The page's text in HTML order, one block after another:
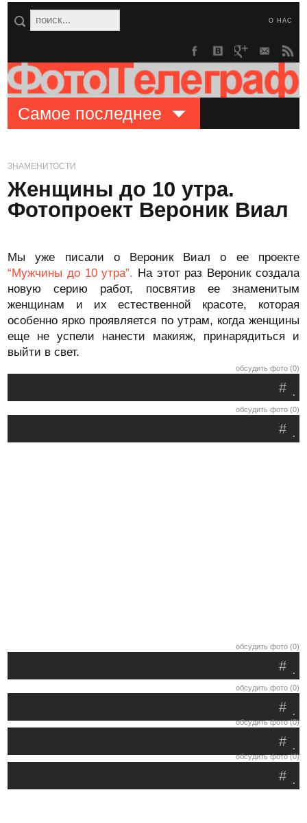
О НАС
Самое последнее
ЗНАМЕНИТОСТИ
Женщины до 10 утра.
Фотопроект Вероник Виал
Мы уже писали о Вероник Виал о ее проекте
“Мужчины до 10 утра”. На этот раз Вероник создала
новую серию работ, посвятив ее знаменитым
женщинам и их естественной красоте, которая
особенно ярко проявляется по утрам, когда женщины
еще не успели нанести макияж, принарядиться и
выйти в свет.
обсудить фото (0)
.
#
обсудить фото (0)
.
#
обсудить фото (0)
.
#
обсудить фото (0)
.
#
обсудить фото (0)
.
#
обсудить фото (0)
.
#